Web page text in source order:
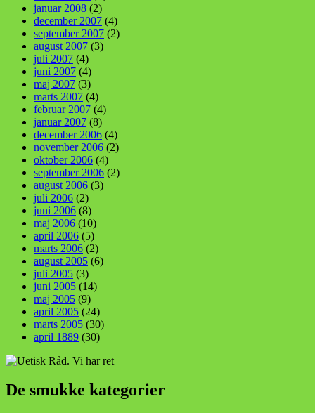
januar 2008 (2)
december 2007 (4)
september 2007 (2)
august 2007 (3)
juli 2007 (4)
juni 2007 (4)
maj 2007 (3)
marts 2007 (4)
februar 2007 (4)
januar 2007 (8)
december 2006 (4)
november 2006 (2)
oktober 2006 (4)
september 2006 (2)
august 2006 (3)
juli 2006 (2)
juni 2006 (8)
maj 2006 (10)
april 2006 (5)
marts 2006 (2)
august 2005 (6)
juli 2005 (3)
juni 2005 (14)
maj 2005 (9)
april 2005 (24)
marts 2005 (30)
april 1889 (30)
De smukke kategorier